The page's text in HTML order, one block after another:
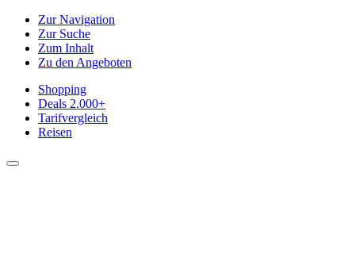
Zur Navigation
Zur Suche
Zum Inhalt
Zu den Angeboten
Shopping
Deals 2.000+
Tarifvergleich
Reisen